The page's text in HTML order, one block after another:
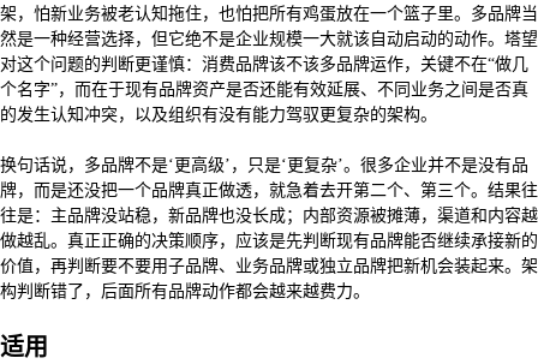
架，怕新业务被老认知拖住，也怕把所有鸡蛋放在一个篮子里。多品牌当
然是一种经营选择，但它绝不是企业规模一大就该自动启动的动作。塔望
对这个问题的判断更谨慎：消费品牌该不该多品牌运作，关键不在“做几
个名字”，而在于现有品牌资产是否还能有效延展、不同业务之间是否真
的发生认知冲突，以及组织有没有能力驾驭更复杂的架构。
换句话说，多品牌不是‘更高级’，只是‘更复杂’。很多企业并不是没有品
牌，而是还没把一个品牌真正做透，就急着去开第二个、第三个。结果往
往是：主品牌没站稳，新品牌也没长成；内部资源被摊薄，渠道和内容越
做越乱。真正正确的决策顺序，应该是先判断现有品牌能否继续承接新的
价值，再判断要不要用子品牌、业务品牌或独立品牌把新机会装起来。架
构判断错了，后面所有品牌动作都会越来越费力。
适用